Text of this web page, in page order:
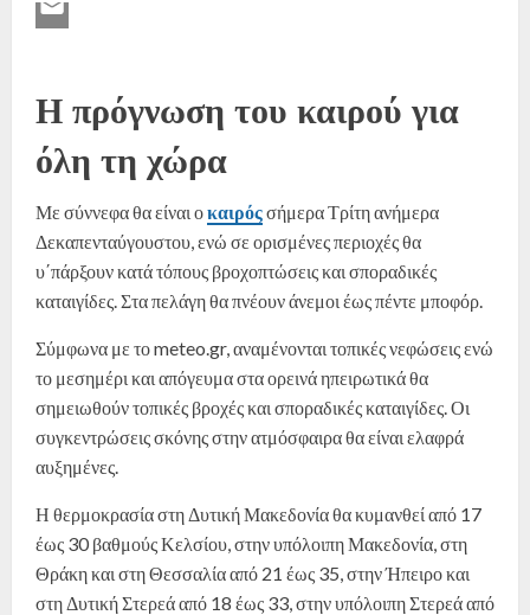
Η πρόγνωση του καιρού για
όλη τη χώρα
Με σύννεφα θα είναι οκαιρόςσήμερα Τρίτη ανήμερα
Δεκαπενταύγουστου, ενώ σε ορισμένες περιοχές θα
υ΄πάρξουν κατά τόπους βροχοπτώσεις και σποραδικές
καταιγίδες. Στα πελάγη θα πνέουν άνεμοι έως πέντε μποφόρ.
Σύμφωνα με το meteo.gr, αναμένονται τοπικές νεφώσεις ενώ
το μεσημέρι και απόγευμα στα ορεινά ηπειρωτικά θα
σημειωθούν τοπικές βροχές και σποραδικές καταιγίδες. Οι
συγκεντρώσεις σκόνης στην ατμόσφαιρα θα είναι ελαφρά
αυξημένες.
Η θερμοκρασία στη Δυτική Μακεδονία θα κυμανθεί από 17
έως 30 βαθμούς Κελσίου, στην υπόλοιπη Μακεδονία, στη
Θράκη και στη Θεσσαλία από 21 έως 35, στην Ήπειρο και
στη Δυτική Στερεά από 18 έως 33, στην υπόλοιπη Στερεά από